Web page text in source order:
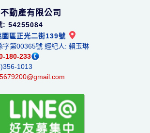
動產有限公司
: 54255084
園區正光二街139號
字第00365號 經紀人: 賴玉琳
180-233
1013